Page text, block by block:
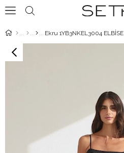
Ekru 1YB3NKEL3004 ELBİSE